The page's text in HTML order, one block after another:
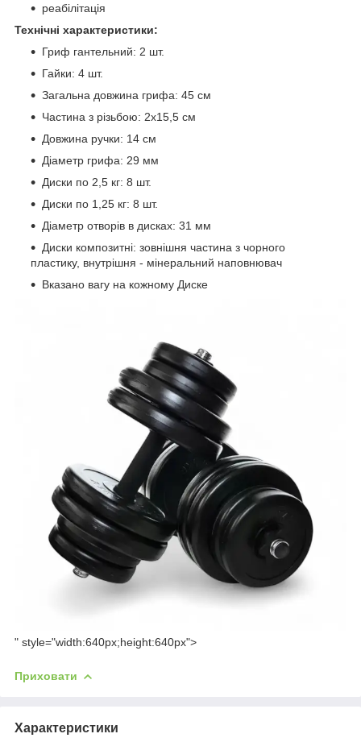
реабілітація
Технічні характеристики:
Гриф гантельний: 2 шт.
Гайки: 4 шт.
Загальна довжина грифа: 45 см
Частина з різьбою: 2х15,5 см
Довжина ручки: 14 см
Діаметр грифа: 29 мм
Диски по 2,5 кг: 8 шт.
Диски по 1,25 кг: 8 шт.
Діаметр отворів в дисках: 31 мм
Диски композитні: зовнішня частина з чорного
пластику, внутрішня - мінеральний наповнювач
Вказано вагу на кожному Диске
" style="width:640px;height:640px">
Приховати
Характеристики